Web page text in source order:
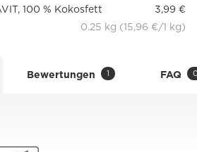
100 % Kokosfett
3,99 €
0.25 kg (15,96 €/1 kg)
Bewertungen 1 FAQ